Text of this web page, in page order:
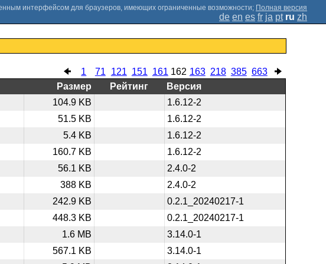
; Полная версия
de en es fr ja pt ru zh
1 71 121 151 161 162 163 218 385 663
Размер Рейтинг
Версия
104.9 KB
1.6.12-2
51.5 KB
1.6.12-2
5.4 KB
1.6.12-2
160.7 KB
1.6.12-2
56.1 KB
2.4.0-2
388 KB
2.4.0-2
242.9 KB
0.2.1_20240217-1
448.3 KB
0.2.1_20240217-1
1.6 MB
3.14.0-1
567.1 KB
3.14.0-1